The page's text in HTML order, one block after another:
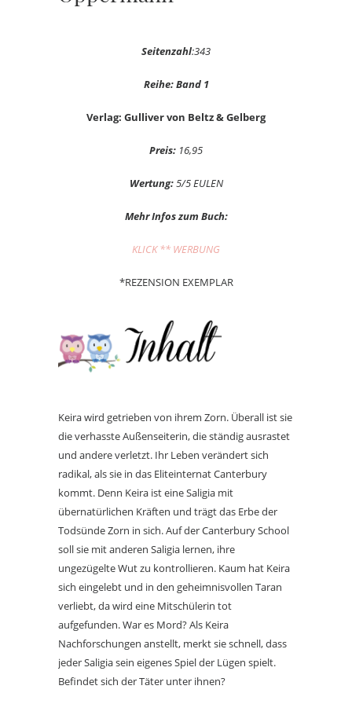
Seitenzahl:343
Reihe: Band 1
Verlag: Gulliver von Beltz & Gelberg
Preis: 16,95
Wertung:5/5 EULEN
Mehr Infos zum Buch:
KLICK ** WERBUNG
*REZENSION EXEMPLAR
Keira wird getrieben von ihrem Zorn. Überall ist sie
die verhasste Außenseiterin, die ständig ausrastet
und andere verletzt. Ihr Leben verändert sich
radikal, als sie in das Eliteinternat Canterbury
kommt. Denn Keira ist eine Saligia mit
übernatürlichen Kräften und trägt das Erbe der
Todsünde Zorn in sich. Auf der Canterbury School
soll sie mit anderen Saligia lernen, ihre
ungezügelte Wut zu kontrollieren. Kaum hat Keira
sich eingelebt und in den geheimnisvollen Taran
verliebt, da wird eine Mitschülerin tot
aufgefunden. War es Mord? Als Keira
Nachforschungen anstellt, merkt sie schnell, dass
jeder Saligia sein eigenes Spiel der Lügen spielt.
Befindet sich der Täter unter ihnen?